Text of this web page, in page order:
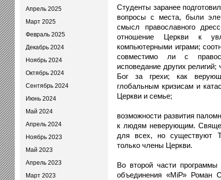
Апрель 2025
Март 2025
Февраль 2025
Декабрь 2024
Ноябрь 2024
Октябрь 2024
Сентябрь 2024
Июнь 2024
Май 2024
Апрель 2024
Ноябрь 2023
Май 2023
Апрель 2023
Март 2023
Студенты заранее
вопросы с места, были
смысл православного
отношение Церкви к
компьютерными играми;
совместимо ли с
исповедание других
Бог за грехи; как
глобальным кризисам и
Церкви и семье;
возможности развития
к людям неверующим.
для всех, но существуют
только члены Церкви.
Во второй части программы
объединения «МiР» Роман